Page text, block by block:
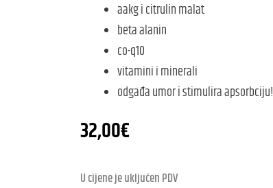
aakg i citrulin malat
beta alanin
co-q10
vitamini i minerali
odgađa umor i stimulira apsorbciju!
32,00€
U cijene je uključen PDV